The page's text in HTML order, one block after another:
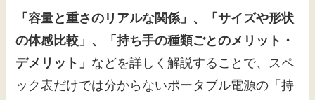
「容量と重さのリアルな関係」、「サイズや形状
の体感比較」、「持ち手の種類ごとのメリット・
デメリット」 などを詳しく解説することで、スペ
ック表だけでは分からないポータブル電源の「持